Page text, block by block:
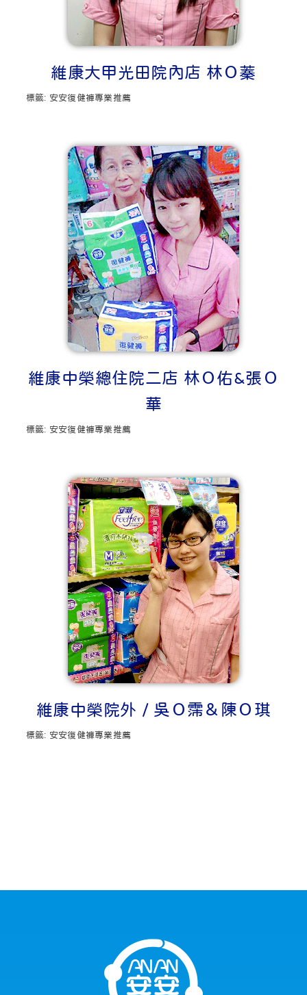
維康大甲光田院內店 林Ｏ蓁
標籤: 安安復健褲專業推薦
維康中榮總住院二店 林Ｏ佑&張Ｏ
華
標籤: 安安復健褲專業推薦
維康中榮院外 / 吳Ｏ霈＆陳Ｏ琪
標籤: 安安復健褲專業推薦